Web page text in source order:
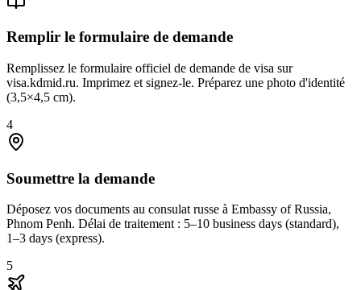
Remplir le formulaire de demande
Remplissez le formulaire officiel de demande de visa sur
visa.kdmid.ru. Imprimez et signez-le. Préparez une photo d'identité
(3,5×4,5 cm).
4
Soumettre la demande
Déposez vos documents au consulat russe à Embassy of Russia,
Phnom Penh. Délai de traitement : 5–10 business days (standard),
1–3 days (express).
5